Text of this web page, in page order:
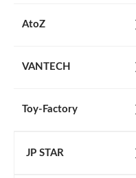
AtoZ
VANTECH
Toy-Factory
JP STAR